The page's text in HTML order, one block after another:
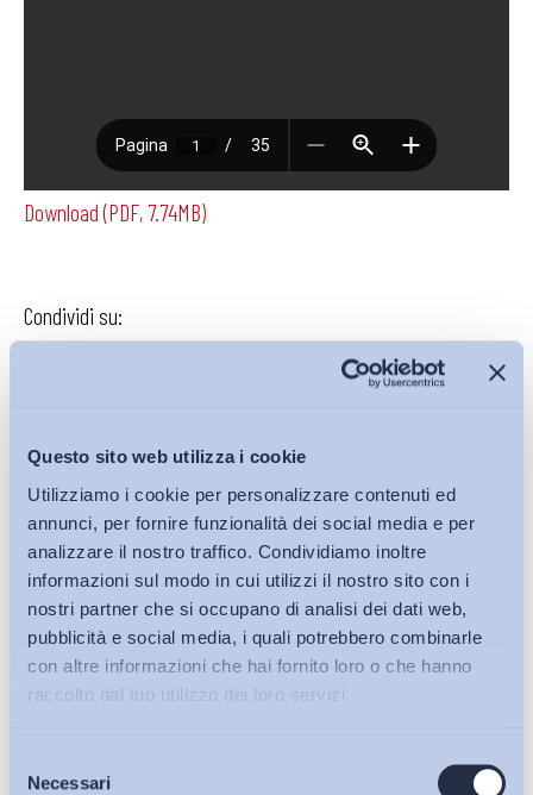
Questo sito web utilizza i cookie
Utilizziamo i cookie per personalizzare contenuti ed
annunci, per fornire funzionalità dei social media e per
analizzare il nostro traffico. Condividiamo inoltre
informazioni sul modo in cui utilizzi il nostro sito con i
nostri partner che si occupano di analisi dei dati web,
pubblicità e social media, i quali potrebbero combinarle
con altre informazioni che hai fornito loro o che hanno
raccolto dal tuo utilizzo dei loro servizi.
delNecessariBollettini ADAPT
Download (PDF, 7.74MB)
Condividi su:
Iscriviti alla Newsletter